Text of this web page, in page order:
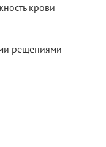
крови
рещениями